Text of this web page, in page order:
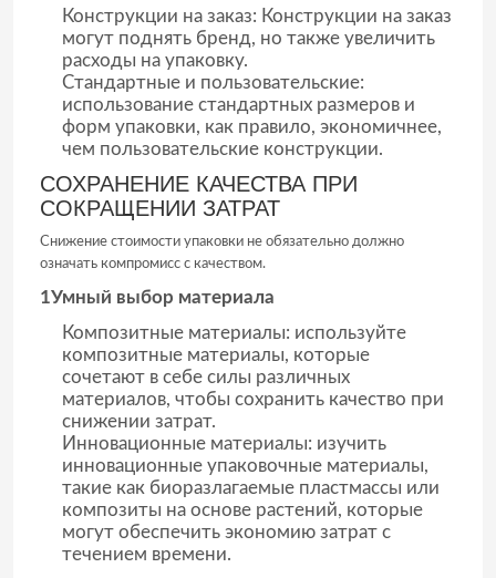
Крышка бутылки из банка
Стеклянные изделия для бытовых нужд
Конструкции на заказ: Конструкции на заказ
могут поднять бренд, но также увеличить
расходы на упаковку.
Стандартные и пользовательские:
использование стандартных размеров и
форм упаковки, как правило, экономичнее,
чем пользовательские конструкции.
СОХРАНЕНИЕ КАЧЕСТВА ПРИ
СОКРАЩЕНИИ ЗАТРАТ
Снижение стоимости упаковки не обязательно должно
означать компромисс с качеством.
1Умный выбор материала
Композитные материалы: используйте
композитные материалы, которые
сочетают в себе силы различных
материалов, чтобы сохранить качество при
снижении затрат.
Инновационные материалы: изучить
инновационные упаковочные материалы,
такие как биоразлагаемые пластмассы или
композиты на основе растений, которые
могут обеспечить экономию затрат с
течением времени.